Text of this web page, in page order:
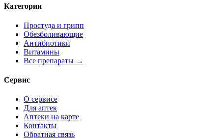
Категории
Простуда и грипп
Обезболивающие
Антибиотики
Витамины
Все препараты →
Сервис
О сервисе
Для аптек
Аптеки на карте
Контакты
Обратная связь